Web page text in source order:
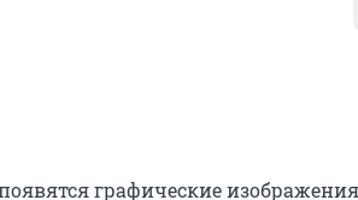
графические